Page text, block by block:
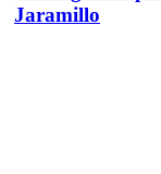
Jaramillo